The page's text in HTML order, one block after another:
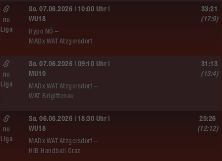
So. 07.06.2026 | 10:00 Uhr |
WU18
Hypo NÖ –
MADx WAT Atzgersdorf
nu
Liga
33:21
(17:9)
So. 07.06.2026 | 09:10 Uhr |
MU10
MADx WAT Atzgersdorf –
WAT Brigittenau
nu
Liga
31:13
(13:4)
Sa. 06.06.2026 | 18:30 Uhr |
WU18
MADx WAT Atzgersdorf –
HIB Handball Graz
nu
Liga
25:26
(12:12)